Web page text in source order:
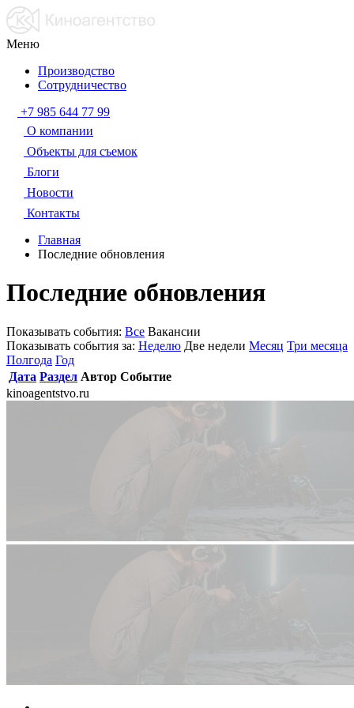
Меню
Производство
Сотрудничество
+7 985 644 77 99
О компании
Объекты для съемок
Блоги
Новости
Контакты
Главная
Последние обновления
Последние обновления
Показывать события: Все Вакансии
Показывать события за: Неделю Две недели Месяц Три месяца
Полгода Год
Дата Раздел Автор Событие
kinoagentstvo.ru